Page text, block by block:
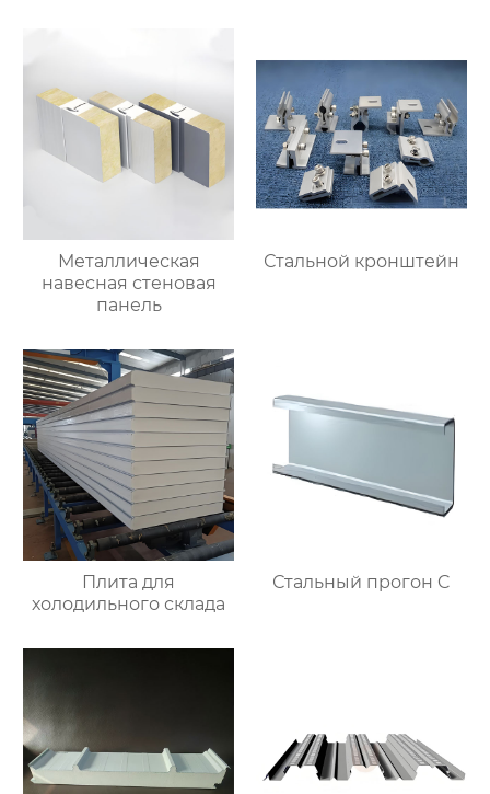
Металлическая
навесная стеновая
панель
Стальной кронштейн
Плита для
холодильного склада
Стальный прогон C